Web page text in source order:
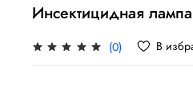
Инсектицидная
(0) В